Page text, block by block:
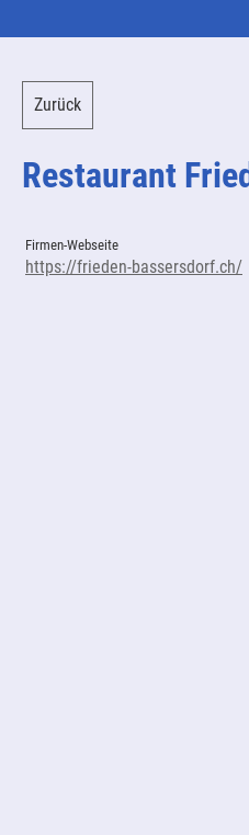
Zurück
Restaurant
Firmen-Webseite
https://frieden-bassersdorf.ch/